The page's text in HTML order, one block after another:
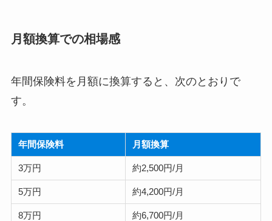
月額換算での相場感
年間保険料を月額に換算すると、次のとおりで
す。
年間保険料 月額換算
3万円 約2,500円/月
5万円 約4,200円/月
8万円 約6,700円/月